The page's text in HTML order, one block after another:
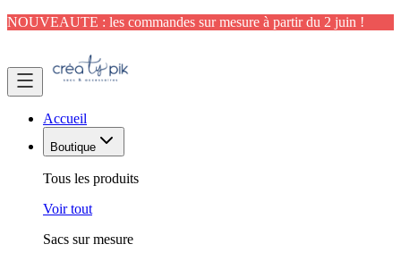
NOUVEAUTE : les commandes sur mesure à partir du 2 juin !
Accueil
Boutique
Tous les produits
Voir tout
Sacs sur mesure